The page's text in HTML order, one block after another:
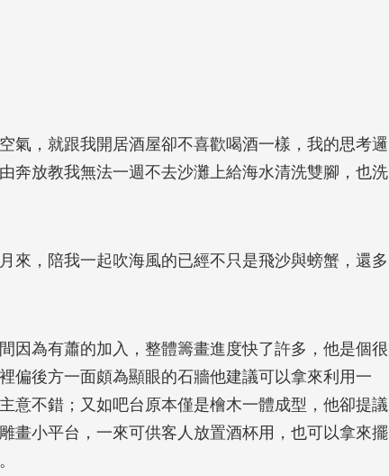
，就跟我開居酒屋卻不喜歡喝酒一樣，我的思考邏
奔放教我無法一週不去沙灘上給海水清洗雙腳，也洗
，陪我一起吹海風的已經不只是飛沙與螃蟹，還多
為有蕭的加入，整體籌畫進度快了許多，他是個很
偏後方一面頗為顯眼的石牆他建議可以拿來利用一
意不錯；又如吧台原本僅是檜木一體成型，他卻提議
畫小平台，一來可供客人放置酒杯用，也可以拿來擺